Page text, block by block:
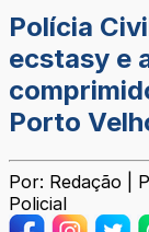
Polícia
ecstasy e
Porto
Por: Redação |
Policial